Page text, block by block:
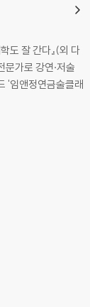
도 잘 간다』(외 다
가로 강연·저술
'임앤정연금술클래